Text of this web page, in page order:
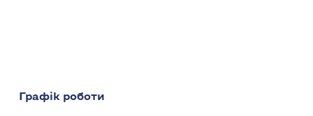
Графік роботи